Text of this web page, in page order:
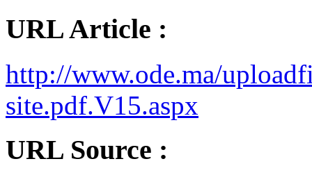
URL Article :
http://www.ode.ma/
site.pdf.V15.aspx
URL Source :